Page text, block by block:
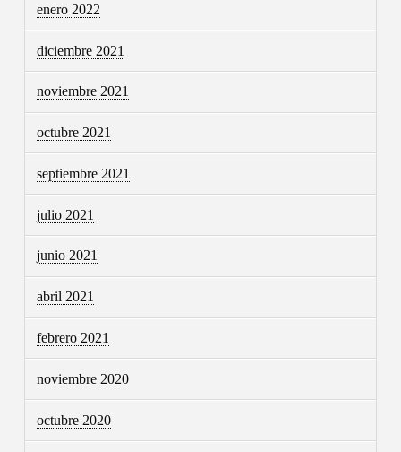
enero 2022
diciembre 2021
noviembre 2021
octubre 2021
septiembre 2021
julio 2021
junio 2021
abril 2021
febrero 2021
noviembre 2020
octubre 2020